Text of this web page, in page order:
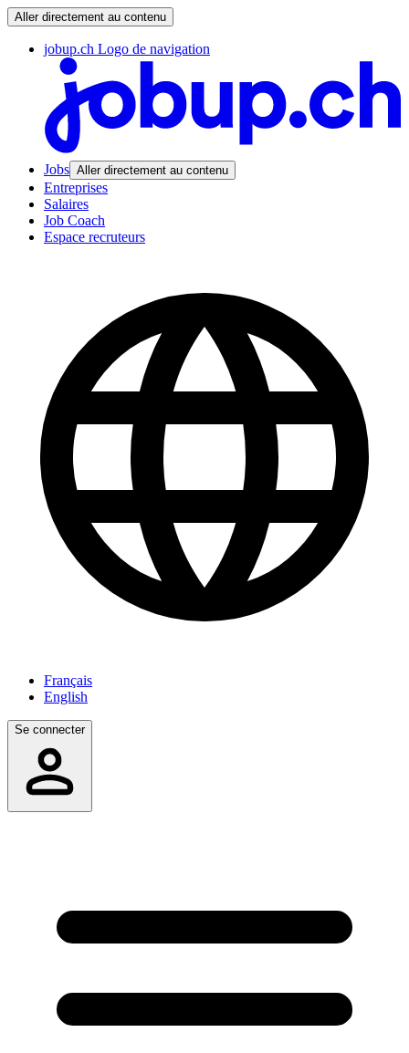
Aller directement au contenu
jobup.ch Logo de navigation
Jobs Aller directement au contenu
Entreprises
Salaires
Job Coach
Espace recruteurs
Français
English
Se connecter